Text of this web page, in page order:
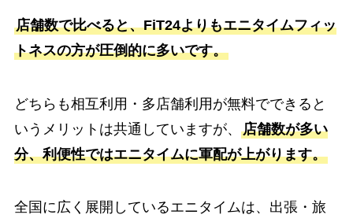
店舗数で比べると、FiT24よりもエニタイムフィッ
トネスの方が圧倒的に多いです。
どちらも相互利用・多店舗利用が無料でできると
いうメリットは共通していますが、 店舗数が多い
分、利便性ではエニタイムに軍配が上がります。
全国に広く展開しているエニタイムは、出張・旅